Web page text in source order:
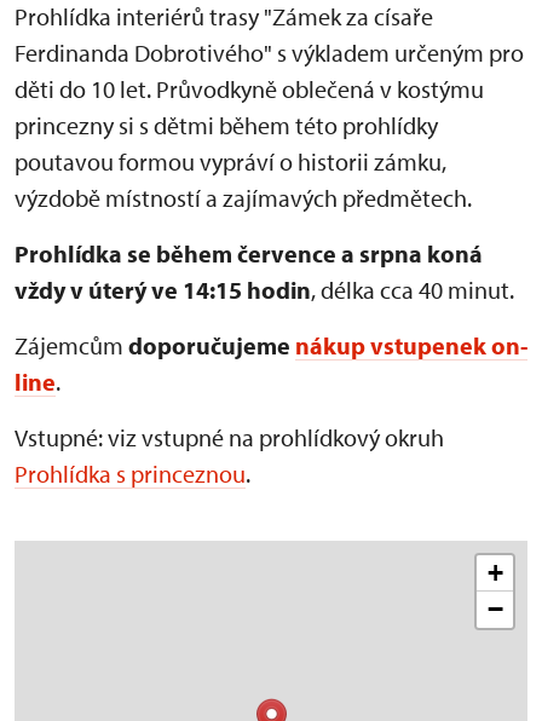
Prohlídka interiérů trasy "Zámek za císaře
Ferdinanda Dobrotivého" s výkladem určeným pro
děti do 10 let. Průvodkyně oblečená v kostýmu
princezny si s dětmi během této prohlídky
poutavou formou vypráví o historii zámku,
výzdobě místností a zajímavých předmětech.
Prohlídka se během července a srpna koná
vždy v úterý ve 14:15 hodin, délka cca 40 minut.
Zájemcům doporučujeme nákup vstupenek on-
line.
Vstupné: viz vstupné na prohlídkový okruh
Prohlídka s princeznou.
+
−